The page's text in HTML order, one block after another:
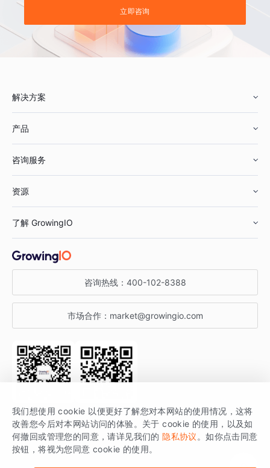
立即咨询
解决方案
鞋服行业
汽车行业
金融行业
产品
智能运营
获客分析
咨询服务
资源
增长公开课
增长博客
开发者文档
SDK 文档
场景指南
了解 GrowingIO
关于 GrowingIO
增长大会
行业活动
咨询热线： 400-102-8388
市场合作： market@growingio.com
关注公众号 获取更多干货
GrowingIO 是专注于数据智能分析与增长的品牌，核心平台为 GrowingIO
分析云。
我们想使用 cookie 以便更好了解您对本网站的使用情况，这将
改善您今后对本网站访问的体验。关于 cookie 的使用，以及如
何撤回或管理您的同意，请详见我们的 隐私协议 。如你点击同意
按钮，将视为您同意 cookie 的使用。